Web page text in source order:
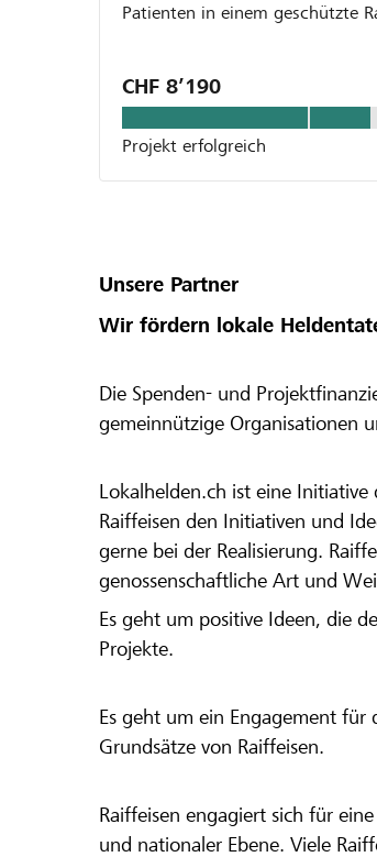
Patienten in einem
CHF 8’190
Projekt erfolgreich
Unsere Partner
Wir fördern lokale
Die Spenden- und
gemeinnützige Organisationen
Lokalhelden.ch ist eine
Raiffeisen den Initiativen und
gerne bei der Realisierung.
genossenschaftliche Art und
Es geht um positive Ideen, die
Projekte.
Es geht um ein Engagement für
Grundsätze von Raiffeisen.
Raiffeisen engagiert sich für
und nationaler Ebene. Viele